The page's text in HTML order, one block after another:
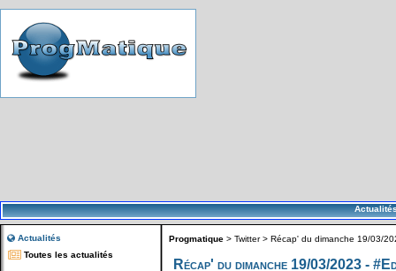
Actualités
Toutes les actualités
Progmatique > Twitter> Récap' du dimanche 19/03/
Récap' du dimanche 19/03/2023 -